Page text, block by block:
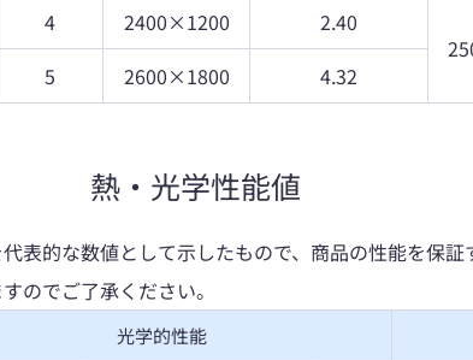
4 2400×1200
2.40
5
2600×1800 4.32
熱・光学性能値
表的な数値として示したもので、商品の性能を保証
のでご了承ください。
光学的性能